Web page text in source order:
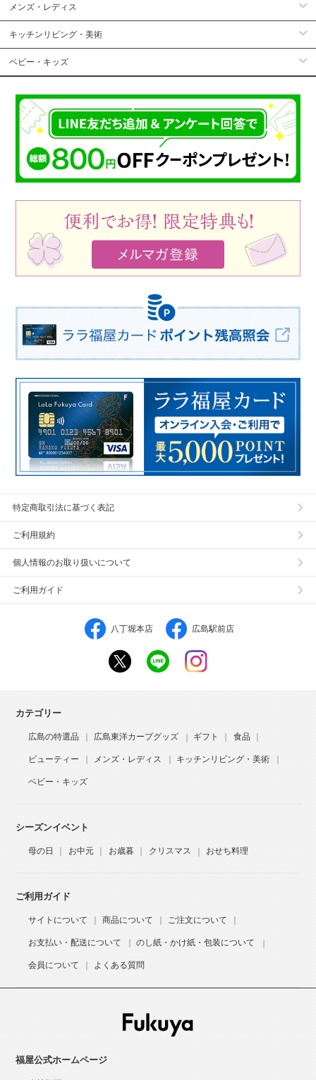
メンズ・レディス
キッチンリビング・美術
ベビー・キッズ
特定商取引法に基づく表記
ご利用規約
個人情報のお取り扱いについて
ご利用ガイド
八丁堀本店 広島駅前店
カテゴリー
広島の特選品 広島東洋カープグッズ ギフト 食品
ビューティー メンズ・レディス キッチンリビング・美術
ベビー・キッズ
シーズンイベント
母の日 お中元 お歳暮 クリスマス おせち料理
ご利用ガイド
サイトについて 商品について ご注文について
お支払い・配送について のし紙・かけ紙・包装について
会員について よくある質問
福屋公式ホームページ